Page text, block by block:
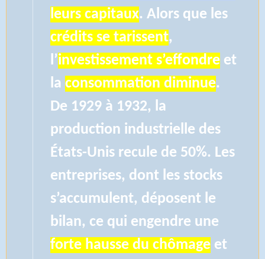
leurs capitaux. Alors que les
crédits se tarissent,
l’investissement s’effondre et
la consommation diminue.
De 1929 à 1932, la
production industrielle des
États-Unis recule de 50%. Les
entreprises, dont les stocks
s’accumulent, déposent le
bilan, ce qui engendre une
forte hausse du chômage et